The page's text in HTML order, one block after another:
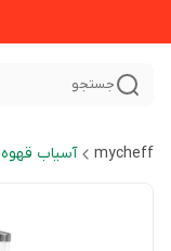
جستجو
mycheff آسیاب قهوه